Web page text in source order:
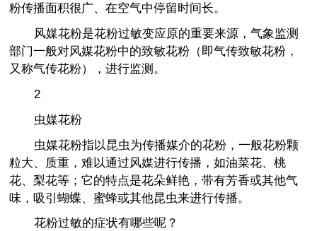
粉传播面积很广、在空气中停留时间长。
风媒花粉是花粉过敏变应原的重要来源，气象监测
部门一般对风媒花粉中的致敏花粉（即气传致敏花粉，
又称气传花粉），进行监测。
2
虫媒花粉
虫媒花粉指以昆虫为传播媒介的花粉，一般花粉颗
粒大、质重，难以通过风媒进行传播，如油菜花、桃
花、梨花等；它的特点是花朵鲜艳，带有芳香或其他气
味，吸引蝴蝶、蜜蜂或其他昆虫来进行传播。
花粉过敏的症状有哪些呢？